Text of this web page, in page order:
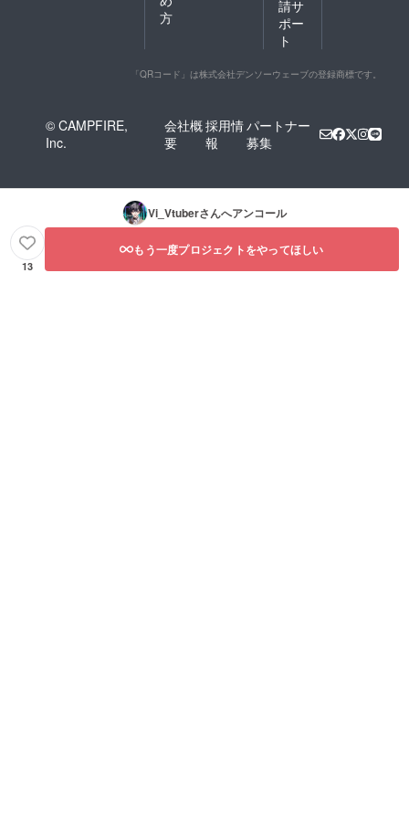
方
請サ
ポー
ト
「QRコード」は株式会社デンソーウェーブの登録商標です。
© CAMPFIRE,
Inc.
会社概
要
採用情
報
パートナー
募集
Vi_Vtuberさんへアンコール
13
もう一度プロジェクトをやってほしい